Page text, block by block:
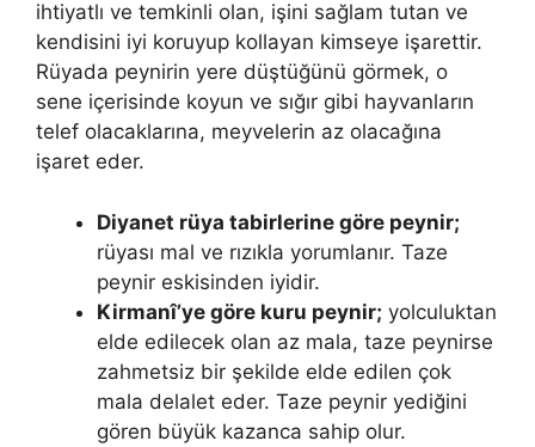
ihtiyatlı ve temkinli olan, işini sağlam tutan ve
kendisini iyi koruyup kollayan kimseye işarettir.
Rüyada peynirin yere düştüğünü görmek, o
sene içerisinde koyun ve sığır gibi hayvanların
telef olacaklarına, meyvelerin az olacağına
işaret eder.
Diyanet rüya tabirlerine göre peynir;
rüyası mal ve rızıkla yorumlanır. Taze
peynir eskisin­den iyidir.
Kirmanî’ye göre kuru peynir; yolculuktan
elde edilecek olan az mala, taze peynirse
zahmetsiz bir şekilde elde edilen çok
mala delalet eder. Taze peynir yediğini
gören büyük kazanca sahip olur.